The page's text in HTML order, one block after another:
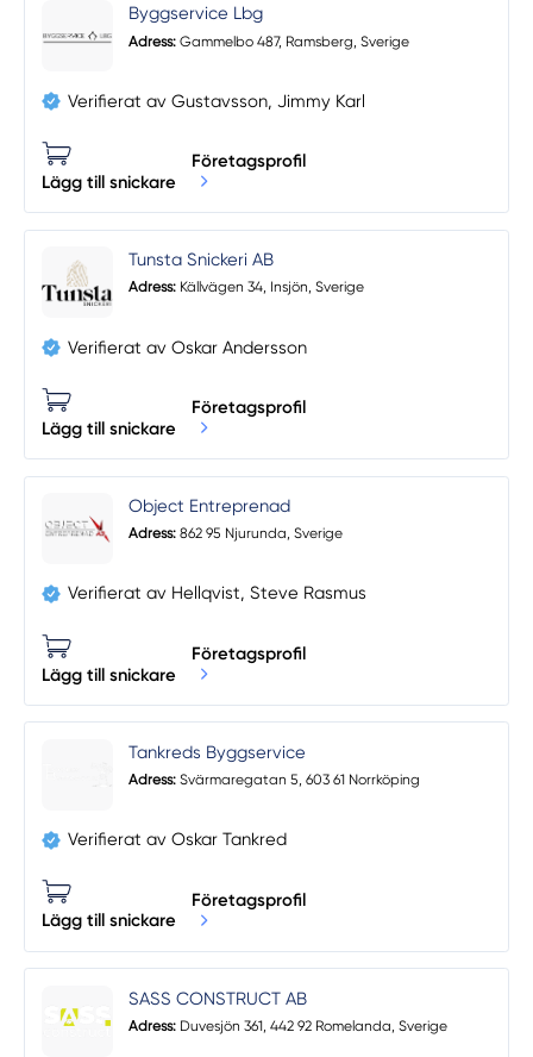
Byggservice Lbg
Adress: Gammelbo 487, Ramsberg, Sverige
Verifierat av Gustavsson, Jimmy Karl
Lägg till snickare
Företagsprofil
Tunsta Snickeri AB
Adress: Källvägen 34, Insjön, Sverige
Verifierat av Oskar Andersson
Lägg till snickare
Företagsprofil
Object Entreprenad
Adress: 862 95 Njurunda, Sverige
Verifierat av Hellqvist, Steve Rasmus
Lägg till snickare
Företagsprofil
Tankreds Byggservice
Adress: Svärmaregatan 5, 603 61 Norrköping
Verifierat av Oskar Tankred
Lägg till snickare
Företagsprofil
SASS CONSTRUCT AB
Adress: Duvesjön 361, 442 92 Romelanda, Sverige